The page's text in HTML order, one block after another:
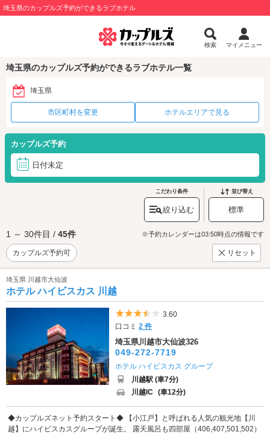
埼玉県のカップルズ予約ができるラブホテル
検索 マイメニュー
埼玉県のカップルズ予約ができるラブホテル一覧
埼玉県
市区町村を変更 ホテルエリアで見る
カップルズ予約
日付未定
こだわり条件
絞り込む
並び替え
標準
1 ～ 30件目 / 45件 ※予約カレンダーは03:50時点の情報です
カップルズ予約可 リセット
埼玉県 川越市大仙波
ホテル ハイビスカス 川越
5つ星のうち3.5
3.60
口コミ2 件
埼玉県川越市大仙波326
049-272-7719
ホテル ハイビスカス グループ
川越駅 (車7分)
川越IC (車12分)
◆カップルズネット予約スタート◆ 【小江戸】と呼ばれる人気の観光地【川
越】にハイビスカスグループが誕生。 露天風呂も四部屋（406,407,501,502）